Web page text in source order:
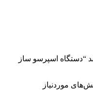
“دستگاه اسپرسو ساز
موردنیاز